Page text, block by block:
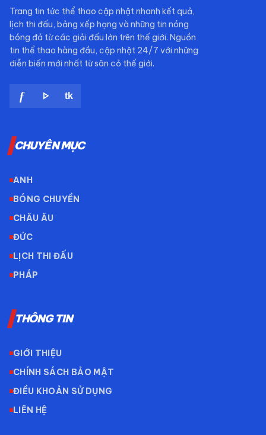
Trang tin tức thể thao cập nhật nhanh kết quả,
lịch thi đấu, bảng xếp hạng và những tin nóng
bóng đá từ các giải đấu lớn trên thế giới. Nguồn
tin thể thao hàng đầu, cập nhật 24/7 với những
diễn biến mới nhất từ sân cỏ thế giới.
f play_arrow tk
CHUYÊN MỤC
ANH
BÓNG CHUYỀN
CHÂU ÂU
ĐỨC
LỊCH THI ĐẤU
PHÁP
THÔNG TIN
GIỚI THIỆU
CHÍNH SÁCH BẢO MẬT
ĐIỀU KHOẢN SỬ DỤNG
LIÊN HỆ